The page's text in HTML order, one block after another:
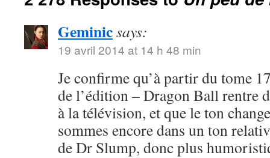
Geminicsays:
19 avril 2014 at 14 h 48 min
Je confirme qu’à partir du tome
de l’édition – Dragon Ball rentre
à la télévision, et que le ton
sommes encore dans un ton
de Dr Slump, donc plus